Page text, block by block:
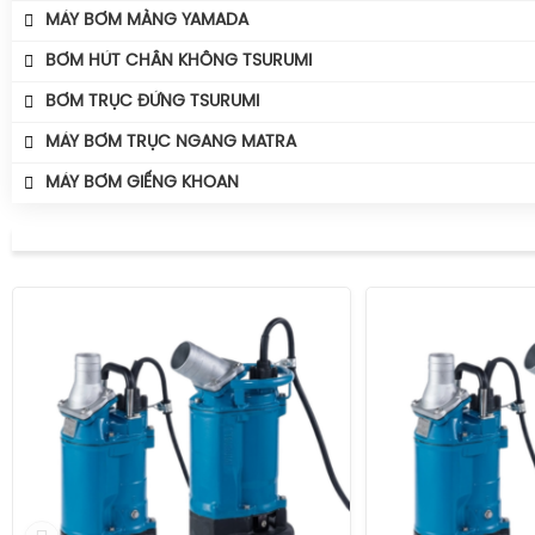
MÁY BƠM MÀNG YAMADA
BƠM HÚT CHÂN KHÔNG TSURUMI
BƠM TRỤC ĐỨNG TSURUMI
MÁY BƠM TRỤC NGANG MATRA
MÁY BƠM GIẾNG KHOAN